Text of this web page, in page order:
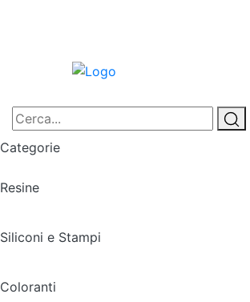
Categorie
Resine
Siliconi e Stampi
Coloranti